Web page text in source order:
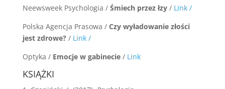
Neewsweek Psychologia / Śmiech przez łzy/ Link /
Polska Agencja Prasowa / Czy wyładowanie złości
jest zdrowe? / Link /
Optyka / Emocje w gabinecie / Link
KSIĄŻKI